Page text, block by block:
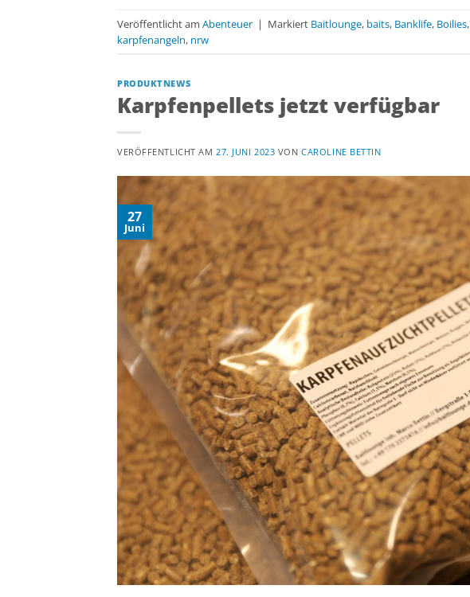
Veröffentlicht am Abenteuer | Markiert Baitlounge, baits, Banklife, Boilies,
karpfenangeln, nrw
PRODUKTNEWS
Karpfenpellets jetzt verfügbar
VERÖFFENTLICHT AM 27. JUNI 2023 VONCAROLINE BETTIN
27
Juni